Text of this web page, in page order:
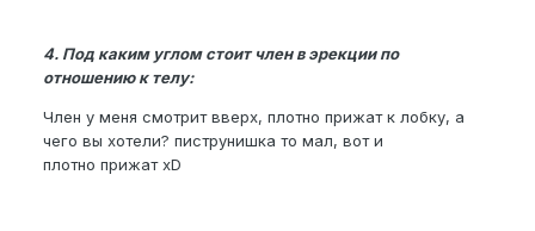
4. Под каким углом стоит член в эрекции по
отношению к телу:
Член у меня смотрит вверх, плотно прижат к лобку, а
чего вы хотели? пиструнишка то мал, вот и
плотно прижат xD